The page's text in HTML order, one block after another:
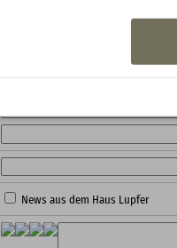
News aus dem Haus Lupfer